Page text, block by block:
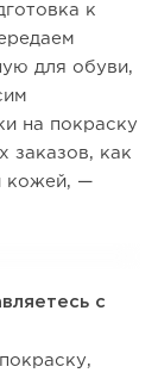
к
для обуви,
на покраску
заказов, как
кожей, —
с